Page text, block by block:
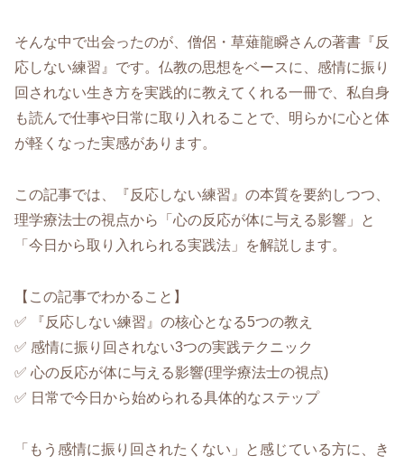
そんな中で出会ったのが、僧侶・草薙龍瞬さんの著書『反
応しない練習』です。仏教の思想をベースに、感情に振り
回されない生き方を実践的に教えてくれる一冊で、私自身
も読んで仕事や日常に取り入れることで、明らかに心と体
が軽くなった実感があります。
この記事では、『反応しない練習』の本質を要約しつつ、
理学療法士の視点から「心の反応が体に与える影響」と
「今日から取り入れられる実践法」を解説します。
【この記事でわかること】
✅ 『反応しない練習』の核心となる5つの教え
✅ 感情に振り回されない3つの実践テクニック
✅ 心の反応が体に与える影響(理学療法士の視点)
✅ 日常で今日から始められる具体的なステップ
「もう感情に振り回されたくない」と感じている方に、き